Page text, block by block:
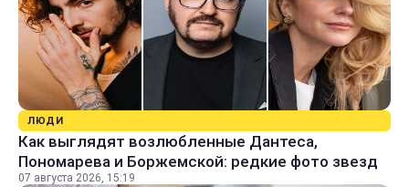
ЛЮДИ
Как выглядят возлюбленные Дантеса,
Пономарева и Боржемской: редкие фото звезд
07 августа 2026, 15:19